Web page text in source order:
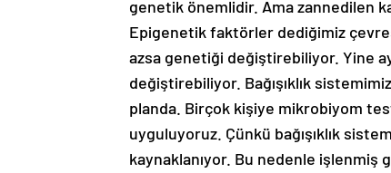
genetik önemlidir. Ama zannedilen
Epigenetik faktörler dediğimiz
azsa genetiği değiştirebiliyor. Yine
değiştirebiliyor. Bağışıklık
planda. Birçok kişiye mikrobiyom
uyguluyoruz. Çünkü bağışıklık
kaynaklanıyor. Bu nedenle işlenmiş